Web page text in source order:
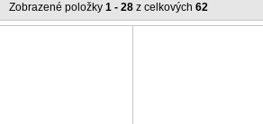
Zobrazené položky 1 - 28 z celkových 62